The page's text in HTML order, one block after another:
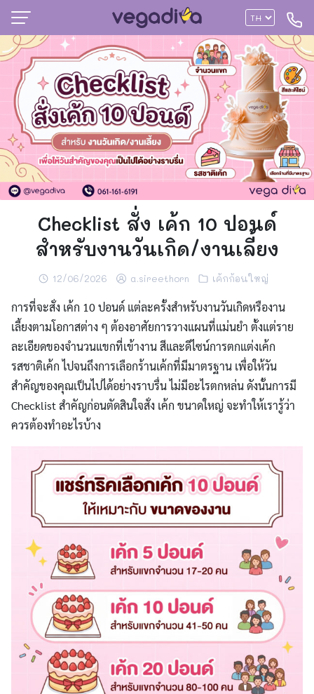
Checklist สั่ง เค้ก 10 ปอนด์
สำหรับงานวันเกิด/งานเลี้ยง
12/06/2026 a.sireethorn เค้กก้อนใหญ่
การที่จะสั่ง เค้ก 10 ปอนด์ แต่ละครั้งสำหรับงานวันเกิดหรืองาน
เลี้ยงตามโอกาสต่าง ๆ ต้องอาศัยการวางแผนที่แม่นยำ ตั้งแต่ราย
ละเอียดของจำนวนแขกที่เข้างาน สีและดีไซน์การตกแต่งเค้ก
รสชาติเค้ก ไปจนถึงการเลือกร้านเค้กที่มีมาตรฐาน เพื่อให้วัน
สำคัญของคุณเป็นไปได้อย่างราบรื่น ไม่มีอะไรตกหล่น ดังนั้นการมี
Checklist สำคัญก่อนตัดสินใจสั่ง เค้ก ขนาดใหญ่ จะทำให้เรารู้ว่า
ควรต้องทำอะไรบ้าง